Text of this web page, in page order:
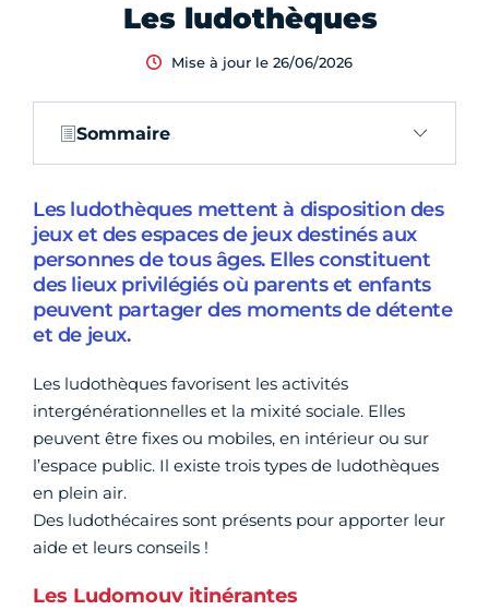
Les ludothèques
Mise à jour le 26/06/2026
Sommaire
Les ludothèques mettent à disposition des
jeux et des espaces de jeux destinés aux
personnes de tous âges. Elles constituent
des lieux privilégiés où parents et enfants
peuvent partager des moments de détente
et de jeux.
Les ludothèques favorisent les activités
intergénérationnelles et la mixité sociale. Elles
peuvent être fixes ou mobiles, en intérieur ou sur
l’espace public. Il existe trois types de ludothèques
en plein air.
Des ludothécaires sont présents pour apporter leur
aide et leurs conseils !
Les Ludomouv itinérantes